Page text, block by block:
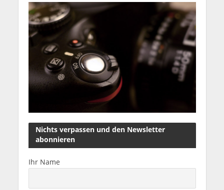
Nichts verpassen und den Newsletter
abonnieren
Ihr Name